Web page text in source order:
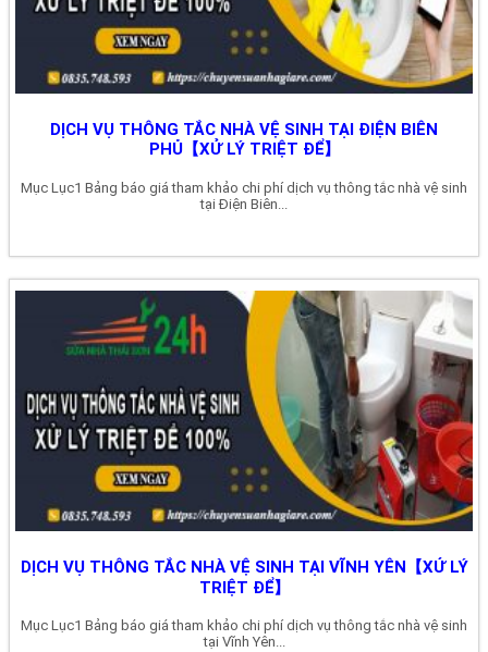
DỊCH VỤ THÔNG TẮC NHÀ VỆ SINH TẠI ĐIỆN BIÊN
PHỦ【XỬ LÝ TRIỆT ĐỂ】
Mục Lục1 Bảng báo giá tham khảo chi phí dịch vụ thông tắc nhà vệ sinh
tại Điện Biên...
DỊCH VỤ THÔNG TẮC NHÀ VỆ SINH TẠI VĨNH YÊN【XỬ LÝ
TRIỆT ĐỂ】
Mục Lục1 Bảng báo giá tham khảo chi phí dịch vụ thông tắc nhà vệ sinh
tại Vĩnh Yên...